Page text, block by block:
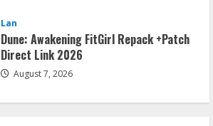
Movies
Vertex Force 2026 BRRip UHD DDP5.1
𝐘𝐢𝐟𝐲 𝐌𝐨𝐯𝐢𝐞𝐬 Magnet